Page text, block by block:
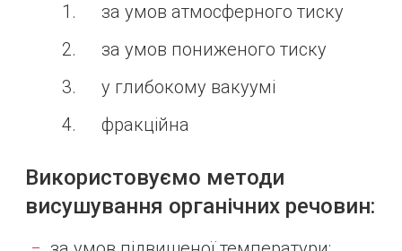
за умов атмосферного тиску
за умов пониженого тиску
у глибокому вакуумі
фракційна
Використовуємо методи
висушування органічних речовин: